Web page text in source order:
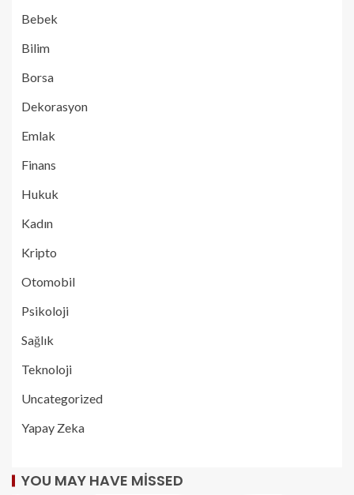
Bebek
Bilim
Borsa
Dekorasyon
Emlak
Finans
Hukuk
Kadın
Kripto
Otomobil
Psikoloji
Sağlık
Teknoloji
Uncategorized
Yapay Zeka
YOU MAY HAVE MISSED